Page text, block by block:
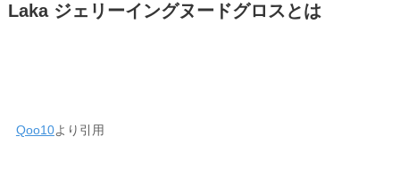
Laka ジェリーイングヌードグロスとは
Qoo10より引用